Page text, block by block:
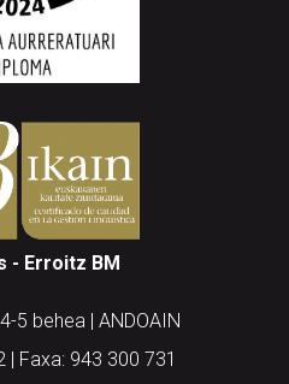
- Erroitz BM
5 behea | ANDOAIN
| Faxa: 943 300 731